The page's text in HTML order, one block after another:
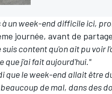
un week-end difficile ici,
journée, avant de
content qu'on ait pu voir
que j'ai fait aujourd'hui."
que le week-end allait être
de mal, dans des